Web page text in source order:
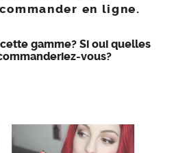
en ligne.
gamme? Si oui quelles
vous?